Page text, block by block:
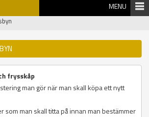
MENU
frysskåp
man gör när man skall köpa ett nytt
som man skall titta på innan man bestämmer